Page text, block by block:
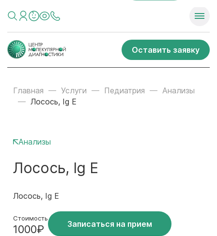
Оставить заявку
Главная Услуги Педиатрия
Анализы
Лосось, Ig E
Анализы
Лосось, Ig E
Лосось, Ig E
Стоимость
1000₽ Записаться на прием